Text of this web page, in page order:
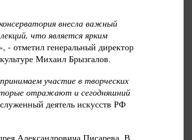
внесла важный
что является ярким
- отметил генеральный директор
Михаил Брызгалов.
участие в творческих
отражают и сегодняшний
деятель искусств РФ
Александровича Писарева. В